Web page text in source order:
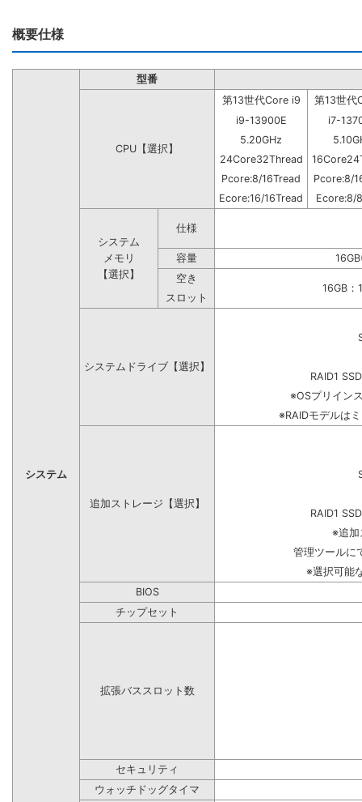
概要仕様
システム
型番
CPU【選択】
第13世代Core i9
第13世代
i9-13900E
i7-
5.20GHz
24Core32Thread
Pcore:8/16Tread
Pcore:8/
Ecore:16/16Tread
Ecore:8/
システム
メモリ
【選択】
仕様
容量
空き
16GB
スロット
システムドライブ【選択】
RAID1
※OSプリイン
※RAIDモデルは
追加ストレージ【選択】
RAID1
※追加
管理ツールに
※選択可能
BIOS
チップセット
拡張バススロット数
セキュリティ
ウォッチドッグタイマ